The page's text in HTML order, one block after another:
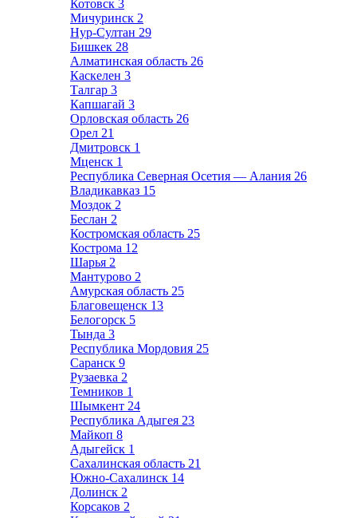
Котовск 3
Мичуринск 2
Нур-Султан 29
Бишкек 28
Алматинская область 26
Каскелен 3
Талгар 3
Капшагай 3
Орловская область 26
Орел 21
Дмитровск 1
Мценск 1
Республика Северная Осетия — Алания 26
Владикавказ 15
Моздок 2
Беслан 2
Костромская область 25
Кострома 12
Шарья 2
Мантурово 2
Амурская область 25
Благовещенск 13
Белогорск 5
Тында 3
Республика Мордовия 25
Саранск 9
Рузаевка 2
Темников 1
Шымкент 24
Республика Адыгея 23
Майкоп 8
Адыгейск 1
Сахалинская область 21
Южно-Сахалинск 14
Долинск 2
Корсаков 2